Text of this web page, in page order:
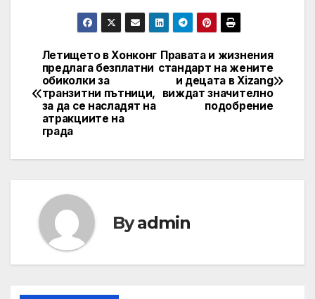
Post
navigation
Правата и жизнения
стандарт на жените
и децата в Xizang
виждат значително
подобрение
Летището в Хонконг
предлага безплатни
обиколки за
транзитни пътници,
за да се насладят на
атракциите на
града
Byadmin